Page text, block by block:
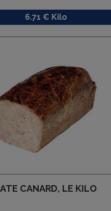
Prix
6.71 € Kilo
CANARD, LE KILO